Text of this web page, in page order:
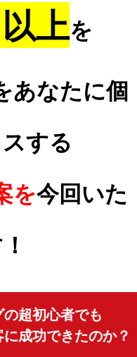
上を
あなたに個
する
を今回いた
超初心者でも
成功できたのか？